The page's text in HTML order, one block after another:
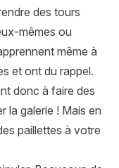
des tours
mêmes ou
même à
et ont du rappel.
donc à faire des
la galerie ! Mais en
paillettes à votre